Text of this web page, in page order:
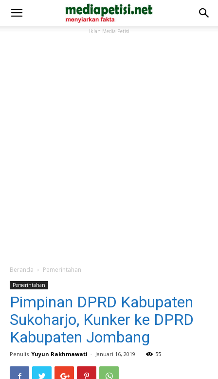
Iklan Media Petisi
Beranda Pemerintahan
Pemerintahan
Pimpinan DPRD Kabupaten
Sukoharjo, Kunker ke DPRD
Kabupaten Jombang
Penulis Yuyun Rakhmawati - Januari 16, 2019 55